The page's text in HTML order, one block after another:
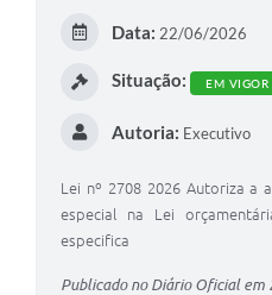
Data: 22/06/2026
Situação: EM VIGOR
Autoria: Executivo
Lei nº 2708 2026 Autoriza a
especial na Lei
especifica
Publicado no Diário Oficial em